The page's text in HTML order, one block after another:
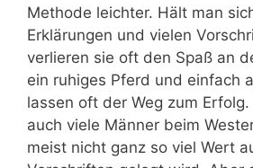
Methode leichter. Hält man
Erklärungen und vielen
verlieren sie oft den Spaß an
ein ruhiges Pferd und einfach
lassen oft der Weg zum
auch viele Männer beim
meist nicht ganz so viel Wert